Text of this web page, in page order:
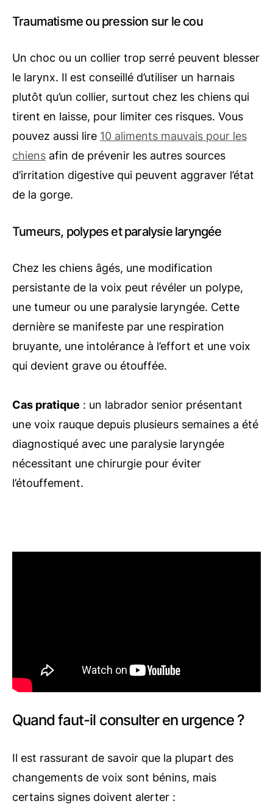
Traumatisme ou pression sur le cou
Un choc ou un collier trop serré peuvent blesser
le larynx. Il est conseillé d’utiliser un harnais
plutôt qu’un collier, surtout chez les chiens qui
tirent en laisse, pour limiter ces risques. Vous
pouvez aussi lire 10 aliments mauvais pour les
chiens afin de prévenir les autres sources
d’irritation digestive qui peuvent aggraver l’état
de la gorge.
Tumeurs, polypes et paralysie laryngée
Chez les chiens âgés, une modification
persistante de la voix peut révéler un polype,
une tumeur ou une paralysie laryngée. Cette
dernière se manifeste par une respiration
bruyante, une intolérance à l’effort et une voix
qui devient grave ou étouffée.
Cas pratique : un labrador senior présentant
une voix rauque depuis plusieurs semaines a été
diagnostiqué avec une paralysie laryngée
nécessitant une chirurgie pour éviter
l’étouffement.
Quand faut-il consulter en urgence ?
Il est rassurant de savoir que la plupart des
changements de voix sont bénins, mais
certains signes doivent alerter :